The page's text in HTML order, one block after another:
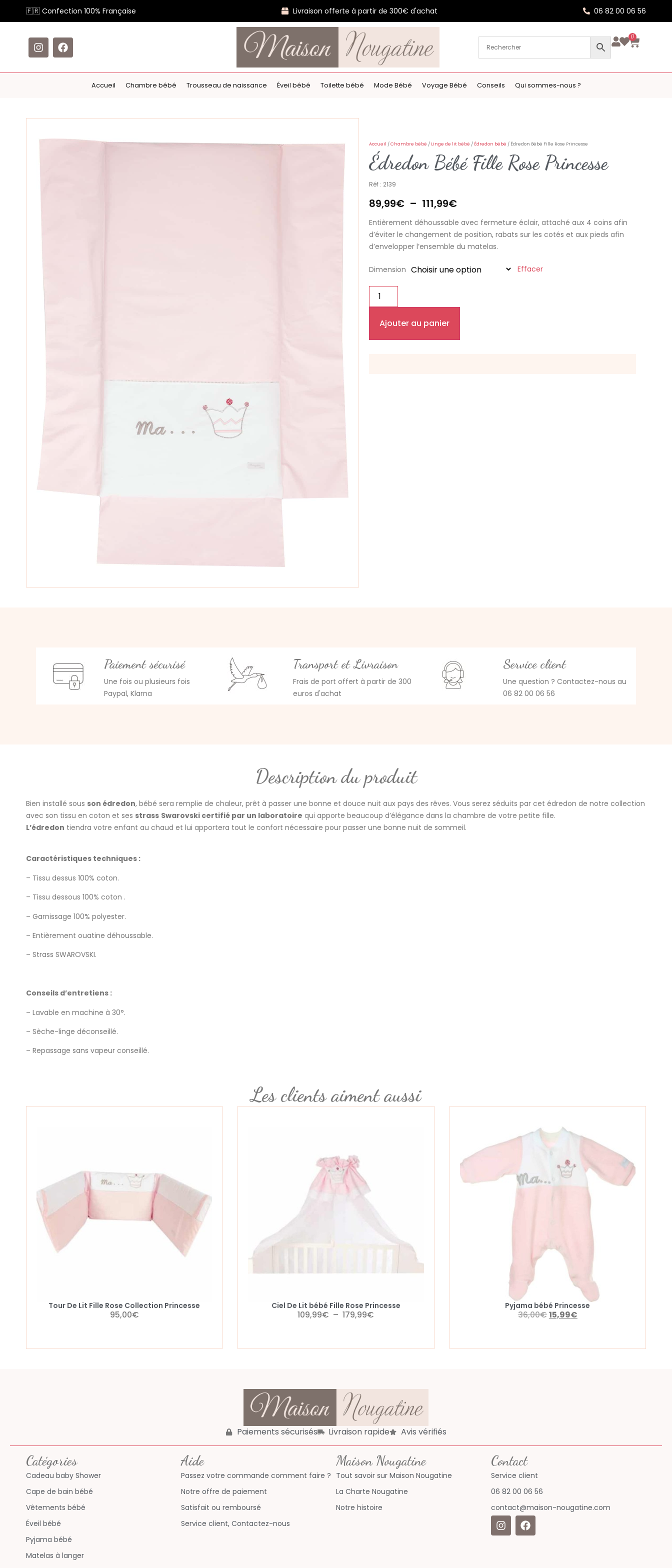
🇫🇷 Confection 100% Française Livraison offerte à partir de 300€ d'achat 06 82 00 06 56
0
Accueil Chambre bébé Trousseau de naissance Éveil bébé Toilette bébé Mode Bébé Voyage Bébé Conseils Qui sommes-nous ?
Accueil /Chambre bébé / Linge de lit bébé / Édredon bébé / Édredon Bébé Fille Rose Princesse
Édredon Bébé Fille Rose Princesse
Réf : 2139
89,99€ – 111,99€
Entièrement déhoussable avec fermeture éclair, attaché aux 4 coins afin
d’éviter le changement de position, rabats sur les cotés et aux pieds afin
d’envelopper l’ensemble du matelas.
Dimension Effacer
Ajouter au panier
Paiement sécurisé
Une fois ou plusieurs fois
Paypal, Klarna
Transport et Livraison
Frais de port offert à partir de 300
euros d'achat
Service client
Une question ? Contactez-nous au
06 82 00 06 56
Description du produit
Bien installé sous son édredon, bébé sera remplie de chaleur, prêt à passer une bonne et douce nuit aux pays des rêves. Vous serez séduits par cet édredon de notre collection
avec son tissu en coton et ses strass Swarovski certifié par un laboratoire qui apporte beaucoup d’élégance dans la chambre de votre petite fille.
L’édredon tiendra votre enfant au chaud et lui apportera tout le confort nécessaire pour passer une bonne nuit de sommeil.
Caractéristiques techniques :
– Tissu dessus 100% coton.
– Tissu dessous 100% coton .
– Garnissage 100% polyester.
– Entièrement ouatine déhoussable.
– Strass SWAROVSKI.
Conseils d’entretiens :
– Lavable en machine à 30°.
– Sèche-linge déconseillé.
– Repassage sans vapeur conseillé.
Les clients aiment aussi
Tour De Lit Fille Rose Collection Princesse
95,00€
Ciel De Lit bébé Fille Rose Princesse
109,99€ – 179,99€
Pyjama bébé Princesse
36,00€15,99€
Paiements sécurisés Livraison rapide Avis vérifiés
Catégories
Cadeau baby Shower
Cape de bain bébé
Vêtements bébé
Éveil bébé
Pyjama bébé
Matelas à langer
Aide
Passez votre commande comment faire ?
Notre offre de paiement
Satisfait ou remboursé
Service client, Contactez-nous
Maison Nougatine
Tout savoir sur Maison Nougatine
La Charte Nougatine
Notre histoire
Contact
Service client
06 82 00 06 56
contact@maison-nougatine.com